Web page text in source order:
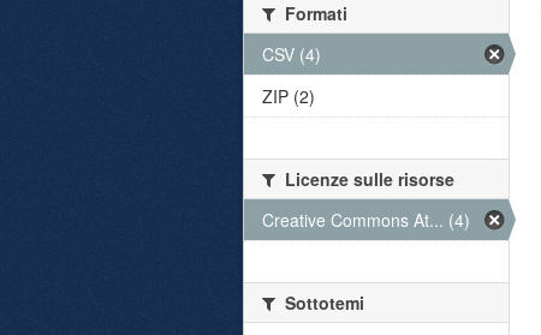
Formati
CSV (4)
ZIP (2)
Licenze sulle risorse
Creative Commons At... (4)
Sottotemi